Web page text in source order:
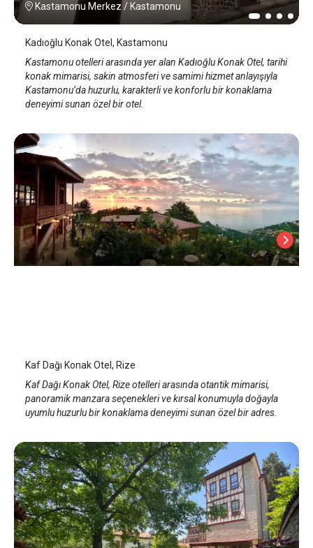
Kastamonu Merkez/ Kastamonu
Kadıoğlu Konak Otel, Kastamonu
Kastamonu otelleri arasında yer alan Kadıoğlu Konak Otel, tarihi
konak mimarisi, sakin atmosferi ve samimi hizmet anlayışıyla
Kastamonu’da huzurlu, karakterli ve konforlu bir konaklama
deneyimi sunan özel bir otel.
Kaf Dağı Konak Otel, Rize
Kaf Dağı Konak Otel, Rize otelleri arasında otantik mimarisi,
panoramik manzara seçenekleri ve kırsal konumuyla doğayla
uyumlu huzurlu bir konaklama deneyimi sunan özel bir adres.